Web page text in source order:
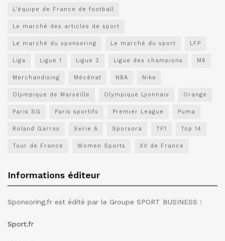
L'équipe de France de football
Le marché des articles de sport
Le marché du sponsoring Le marché du sport LFP
Liga Ligue 1 Ligue 2 Ligue des champions M6
Merchandising Mécénat NBA Nike
Olympique de Marseille Olympique Lyonnais Orange
Paris SG Paris sportifs Premier League Puma
Roland Garros Serie A Sporsora TF1 Top 14
Tour de France Women Sports XV de France
Informations éditeur
Sponsoring.fr est édité par le Groupe SPORT BUSINESS :
Sport.fr